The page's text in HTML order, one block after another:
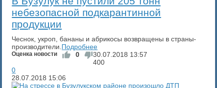
небезопасной подкарантинной
продукции
Чеснок, укроп, бананы и абрикосы возвращены в страны-
производители. Подробнее
Оценка новости 0 30.07.2018 13:57
400
0
28.07.2018 15:06